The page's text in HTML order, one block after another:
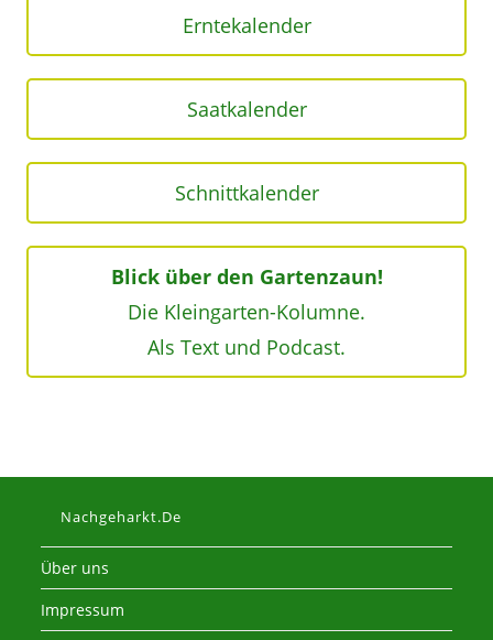
Erntekalender
Saatkalender
Schnittkalender
Blick über den Gartenzaun!
Die Kleingarten-Kolumne.
Als Text und Podcast.
Nachgeharkt.de
Über uns
Impressum